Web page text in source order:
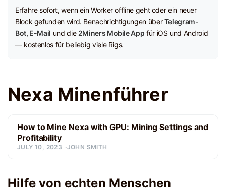
Erfahre sofort, wenn ein Worker offline geht oder ein neuer
Block gefunden wird. Benachrichtigungen überTelegram-
Bot, E-Mail und die 2Miners Mobile App für iOS und Android
— kostenlos für beliebig viele Rigs.
Nexa Minenführer
How to Mine Nexa with GPU: Mining Settings and
Profitability
JULY 10, 2023 JOHN SMITH
Hilfe von echten Menschen